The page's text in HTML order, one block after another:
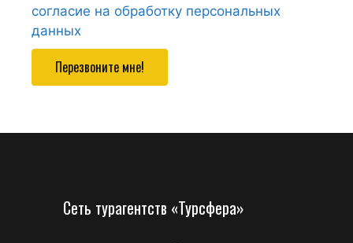
согласие на обработку персональных
данных
Перезвоните мне!
Сеть турагентств «Турсфера»